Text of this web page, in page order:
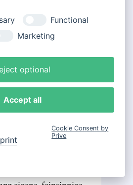
von Sebastian
Functional
Marketing
optional
Accept all
Cookie Consent by
Prive